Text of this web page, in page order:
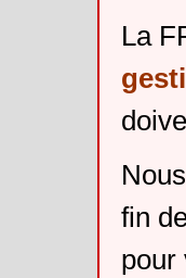
La
fin
pour